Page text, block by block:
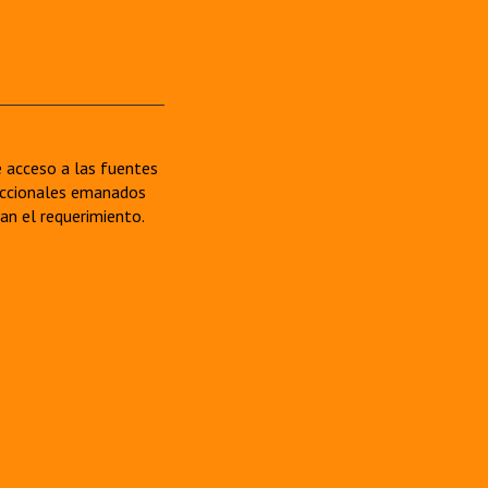
acceso a las fuentes
emanados
el requerimiento.